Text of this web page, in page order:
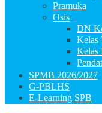
Pramuka
Osis
DN
Kelas
Kelas
SPMB 2026/2027
G-PBLHS
E-Learning SPB